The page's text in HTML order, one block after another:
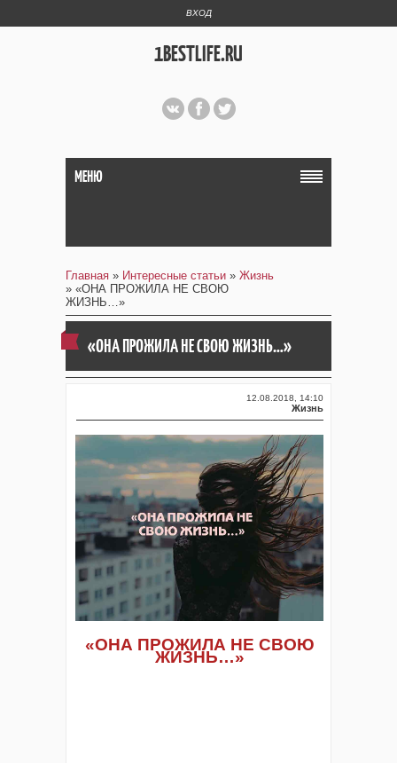
ВХОД
1BESTLIFE.RU
МЕНЮ
Главная » Интересные статьи » Жизнь
» «ОНА ПРОЖИЛА НЕ СВОЮ
ЖИЗНЬ…»
«ОНА ПРОЖИЛА НЕ СВОЮ ЖИЗНЬ…»
12.08.2018, 14:10
Жизнь
«ОНА ПРОЖИЛА НЕ СВОЮ
ЖИЗНЬ…»